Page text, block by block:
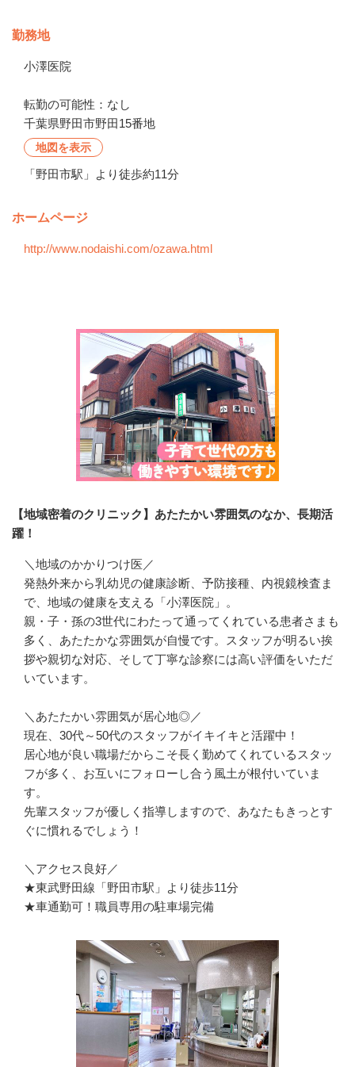
勤務地
小澤医院
転勤の可能性：なし
千葉県野田市野田15番地
地図を表示
「野田市駅」より徒歩約11分
ホームページ
http://www.nodaishi.com/ozawa.html
【地域密着のクリニック】あたたかい雰囲気のなか、長期活
躍！
＼地域のかかりつけ医／
発熱外来から乳幼児の健康診断、予防接種、内視鏡検査ま
で、地域の健康を支える「小澤医院」。
親・子・孫の3世代にわたって通ってくれている患者さまも
多く、あたたかな雰囲気が自慢です。スタッフが明るい挨
拶や親切な対応、そして丁寧な診察には高い評価をいただ
いています。
＼あたたかい雰囲気が居心地◎／
現在、30代～50代のスタッフがイキイキと活躍中！
居心地が良い職場だからこそ長く勤めてくれているスタッ
フが多く、お互いにフォローし合う風土が根付いていま
す。
先輩スタッフが優しく指導しますので、あなたもきっとす
ぐに慣れるでしょう！
＼アクセス良好／
★東武野田線「野田市駅」より徒歩11分
★車通勤可！職員専用の駐車場完備